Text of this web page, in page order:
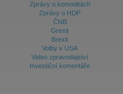
Zprávy o komoditách
Zprávy o HDP
ČNB
Grexit
Brexit
Volby v USA
Video zpravodajství
Investiční komentáře